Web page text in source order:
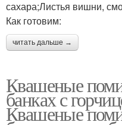
сахара;Листья вишни,
Как готовим:
читать дальше →
Квашеные
банках с
Квашеные